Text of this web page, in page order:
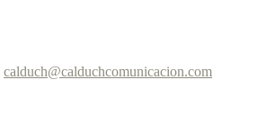
calduch@calduchcomunicacion.com